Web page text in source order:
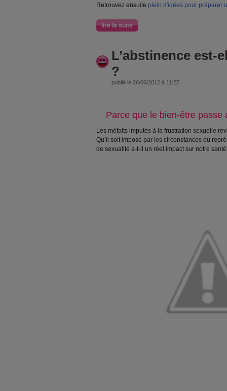
Retrouvez ensuite plein d'idées pour préparer
lire la suite
L’abstinence est-
?
publié le 26/06/2012 à 11:27
Parce que le bien-être passe
Les méfaits imputés à la frustration sexuelle
Qu’il soit imposé par les circonstances ou
de sexualité a-t-il un réel impact sur notre